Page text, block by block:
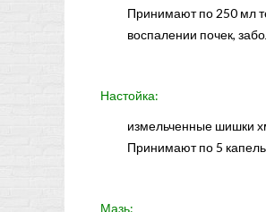
Принимают по 250 мл
воспалении почек,
Настойка:
измельченные шишки
Принимают по 5 капель
Мазь: